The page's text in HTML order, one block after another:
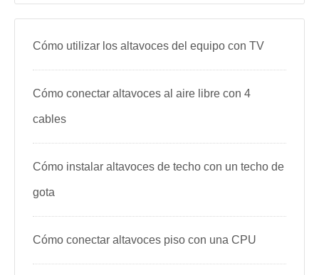
Cómo utilizar los altavoces del equipo con TV
Cómo conectar altavoces al aire libre con 4
cables
Cómo instalar altavoces de techo con un techo de
gota
Cómo conectar altavoces piso con una CPU